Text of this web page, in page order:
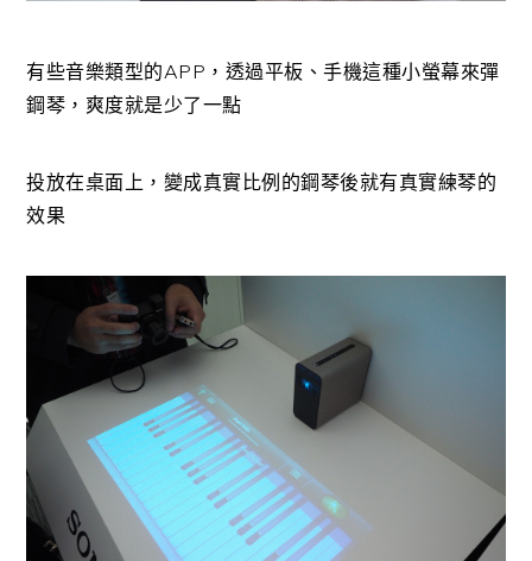
有些音樂類型的APP，透過平板、手機這種小螢幕來彈
鋼琴，爽度就是少了一點
投放在桌面上，變成真實比例的鋼琴後就有真實練琴的
效果